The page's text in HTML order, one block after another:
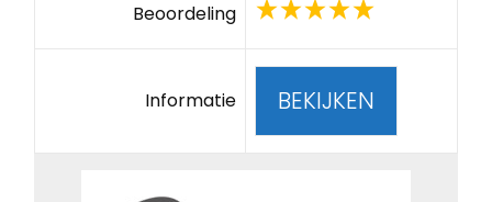
Beoordeling
Informatie BEKIJKEN